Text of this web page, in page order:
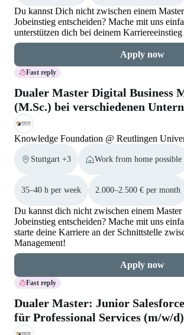
Du kannst Dich nicht zwischen einem
Jobeinstieg entscheiden? Mache mit uns
unterstützen dich bei deinem
Apply now
Fast reply
Dualer Master Digital Business
(M.Sc.) bei verschiedenen
Knowledge Foundation @ Reutlingen
Stuttgart +3 Work from home possible
35–40 h per week 2.000–2.500 € per month
Du kannst dich nicht zwischen einem Master
Jobeinstieg entscheiden? Mache mit uns
starte deine Karriere an der Schnittstelle
Management!
Apply now
Fast reply
Dualer Master: Junior
für Professional Services (m/w/d)